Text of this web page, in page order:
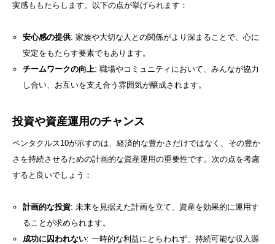
実感ももたらします。以下の点が挙げられます：
安心感の提供: 家族や大切な人との関係がより深まることで、心に
安定をもたらす要素でもあります。
チームワークの向上: 職場やコミュニティにおいて、みんなが協力
し合い、お互いを支え合う雰囲気が醸成されます。
投資や資産運用のチャンス
ペンタクルス10が示すのは、経済的な豊かさだけではなく、その豊か
さを持続させるための計画的な資産運用の重要性です。次の点を考慮
すると良いでしょう：
計画的な投資: 未来を見据えた計画を立て、資産を効果的に運用す
ることが求められます。
成功に囚われない: 一時的な利益にとらわれず、持続可能な収入源